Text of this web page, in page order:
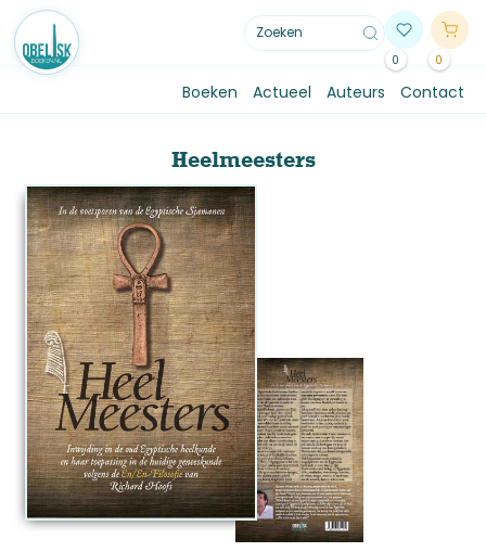
0 0
Boeken Actueel Auteurs Contact
Heelmeesters